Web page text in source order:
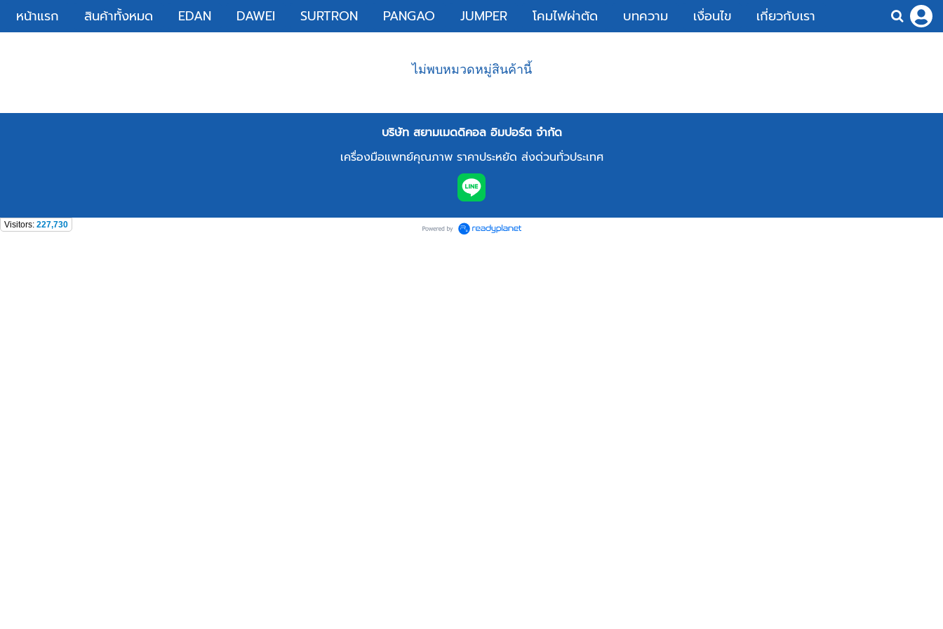
หน้าแรก สินค้าทั้งหมด EDAN DAWEI SURTRON PANGAO JUMPER โคมไฟผ่าตัด บทความ เงื่อนไข เกี่ยวกับเรา
ไม่พบหมวดหมู่สินค้านี้
บริษัท สยามเมดดิคอล อิมปอร์ต จำกัด
เครื่องมือแพทย์คุณภาพ ราคาประหยัด ส่งด่วนทั่วประเทศ
Visitors: 227,730